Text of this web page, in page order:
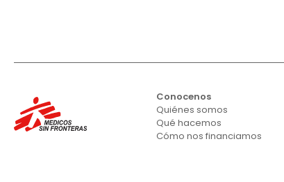
Conocenos
Quiénes somos
Qué hacemos
Cómo nos financiamos